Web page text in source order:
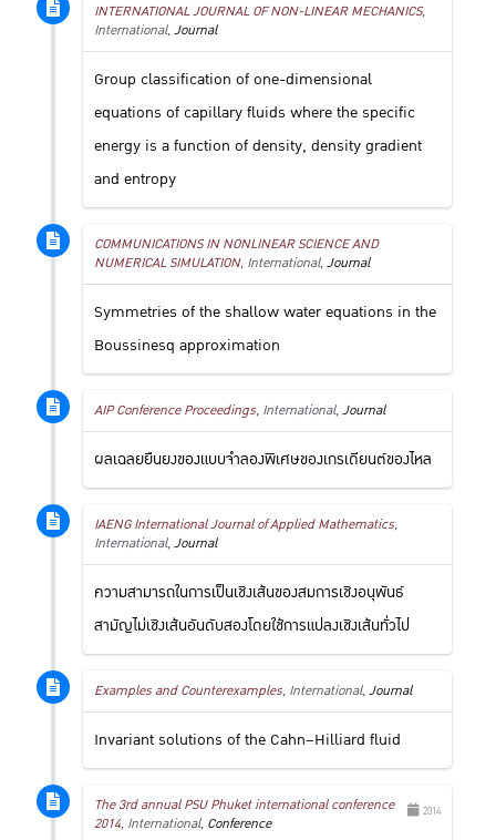
INTERNATIONAL JOURNAL OF NON-LINEAR MECHANICS,
International,Journal
Group classification of one-dimensional
equations of capillary fluids where the specific
energy is a function of density, density gradient
and entropy
COMMUNICATIONS IN NONLINEAR SCIENCE AND
NUMERICAL SIMULATION, International,Journal
Symmetries of the shallow water equations in the
Boussinesq approximation
AIP Conference Proceedings, International,Journal
ผลเฉลยยืนยงของแบบจำลองพิเศษของเกรเดียนต์ของไหล
IAENG International Journal of Applied Mathematics,
International,Journal
ความสามารถในการเป็นเชิงเส้นของสมการเชิงอนุพันธ์
สามัญไม่เชิงเส้นอันดับสองโดยใช้การแปลงเชิงเส้นทั่วไป
Examples and Counterexamples, International,Journal
Invariant solutions of the Cahn–Hilliard fluid
2014
The 3rd annual PSU Phuket international conference
2014, International, Conference